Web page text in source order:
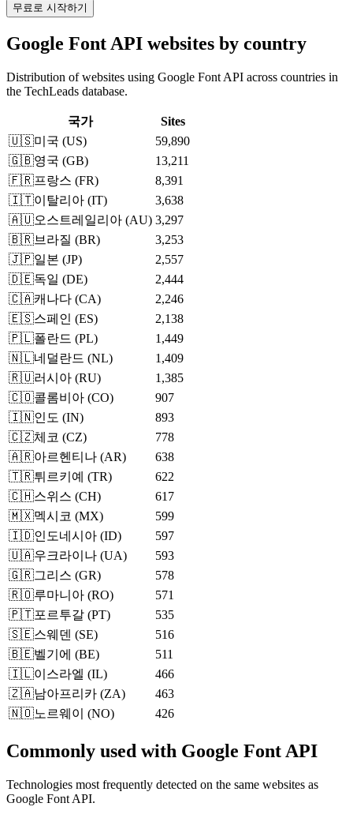
무료로 시작하기
Google Font API websites by country
Distribution of websites using Google Font API across countries in
the TechLeads database.
국가
Sites
🇺🇸미국 (US)
59,890
🇬🇧영국 (GB)
13,211
🇫🇷프랑스 (FR)
8,391
🇮🇹이탈리아 (IT)
3,638
🇦🇺오스트레일리아 (AU) 3,297
🇧🇷브라질 (BR)
3,253
🇯🇵일본 (JP)
2,557
🇩🇪독일 (DE)
2,444
🇨🇦캐나다 (CA)
2,246
🇪🇸스페인 (ES)
2,138
🇵🇱폴란드 (PL)
1,449
🇳🇱네덜란드 (NL)
1,409
🇷🇺러시아 (RU)
1,385
🇨🇴콜롬비아 (CO)
907
🇮🇳인도 (IN)
893
🇨🇿체코 (CZ)
778
🇦🇷아르헨티나 (AR)
638
🇹🇷튀르키예 (TR)
622
🇨🇭스위스 (CH)
617
🇲🇽멕시코 (MX)
599
🇮🇩인도네시아 (ID)
597
🇺🇦우크라이나 (UA)
593
🇬🇷그리스 (GR)
578
🇷🇴루마니아 (RO)
571
🇵🇹포르투갈 (PT)
535
🇸🇪스웨덴 (SE)
516
🇧🇪벨기에 (BE)
511
🇮🇱이스라엘 (IL)
466
🇿🇦남아프리카 (ZA)
463
🇳🇴노르웨이 (NO) 426
Commonly used with Google Font API
Technologies most frequently detected on the same websites as
Google Font API.